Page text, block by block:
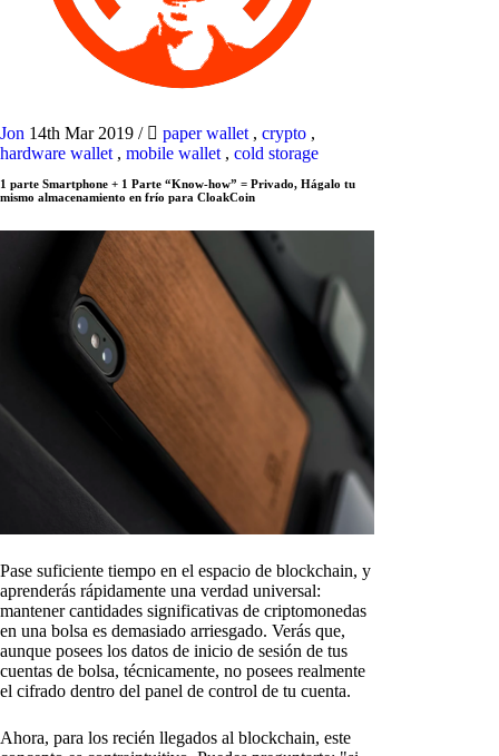
Jon 14th Mar 2019 / paper wallet , crypto ,
hardware wallet , mobile wallet , cold storage
1 parte Smartphone + 1 Parte “Know-how” = Privado, Hágalo tu
mismo almacenamiento en frío para CloakCoin
Pase suficiente tiempo en el espacio de blockchain, y
aprenderás rápidamente una verdad universal:
mantener cantidades significativas de criptomonedas
en una bolsa es demasiado arriesgado. Verás que,
aunque posees los datos de inicio de sesión de tus
cuentas de bolsa, técnicamente, no posees realmente
el cifrado dentro del panel de control de tu cuenta.
Ahora, para los recién llegados al blockchain, este